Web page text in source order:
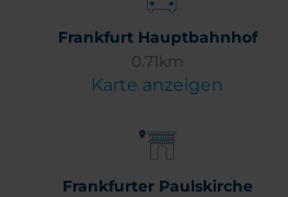
Frankfurt Hauptbahnhof
0.71km
Karte anzeigen
Frankfurter Paulskirche